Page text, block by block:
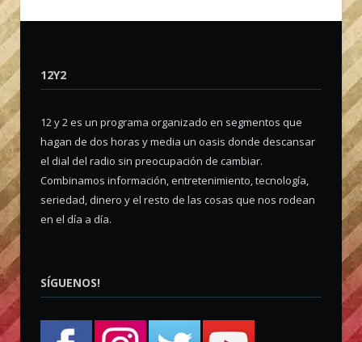
12Y2
12 y 2 es un programa organizado en segmentos que
hagan de dos horas y media un oasis donde descansar
el dial del radio sin preocupación de cambiar.
Combinamos información, entretenimiento, tecnología,
seriedad, dinero y el resto de las cosas que nos rodean
en el día a día.
SÍGUENOS!